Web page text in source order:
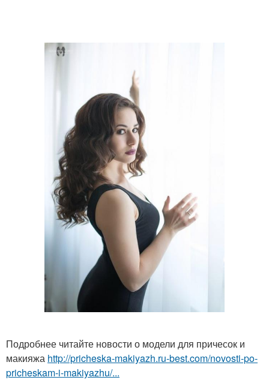
Подробнее читайте новости о модели для причесок и
макияжа http://pricheska-makiyazh.ru-best.com/novosti-po-
pricheskam-i-makiyazhu/...